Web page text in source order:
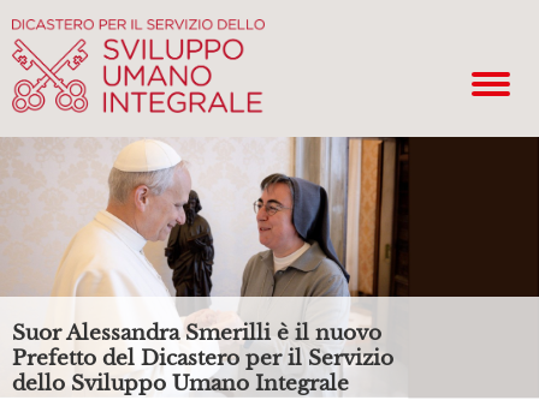
Suor Alessandra Smerilli è il nuovo
Prefetto del Dicastero per il Servizio
dello Sviluppo Umano Integrale